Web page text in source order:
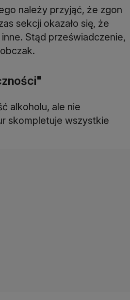
należy przyjąć, że zgon
sekcji okazało się, że
Stąd przeświadczenie,
alkoholu, ale nie
skompletuje wszystkie